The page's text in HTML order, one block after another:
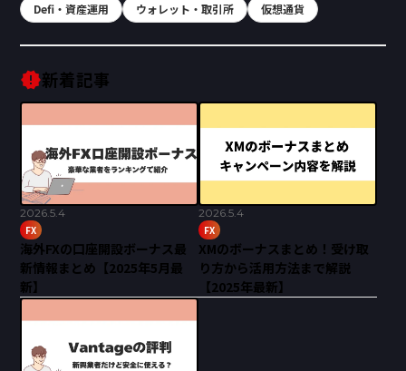
Defi・資産運用 ウォレット・取引所 仮想通貨
new_releases新着記事
2026.5.4
FX
海外FXの口座開設ボーナス最
新情報まとめ【2025年5月最
新】
2026.5.4
FX
XMのボーナスまとめ！受け取
り方から活用方法まで解説
【2025年最新】